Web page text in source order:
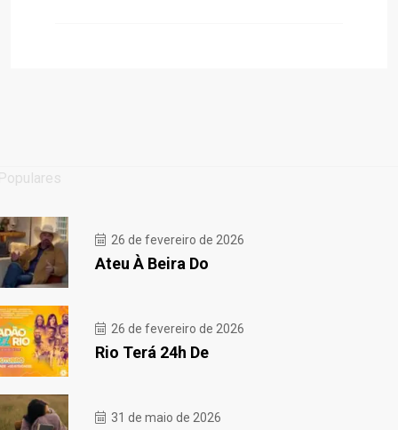
26 de fevereiro de 2026
Ateu À Beira Do
26 de fevereiro de 2026
Rio Terá 24h De
31 de maio de 2026